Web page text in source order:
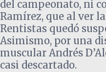
del campeonato, ni
Ramírez, que al ver
Rentistas quedó
Asimismo, por una
muscular Andrés
casi descartado.